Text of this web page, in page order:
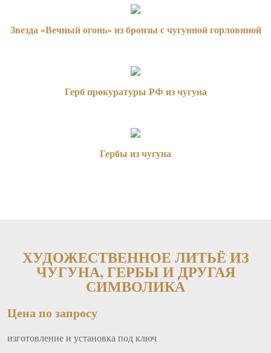
Звезда «Вечный огонь» из бронзы с чугунной горловиной
Герб прокуратуры РФ из чугуна
Гербы из чугуна
ХУДОЖЕСТВЕННОЕ ЛИТЬЁ ИЗ
ЧУГУНА, ГЕРБЫ И ДРУГАЯ
СИМВОЛИКА
Цена по запросу
изготовление и установка под ключ